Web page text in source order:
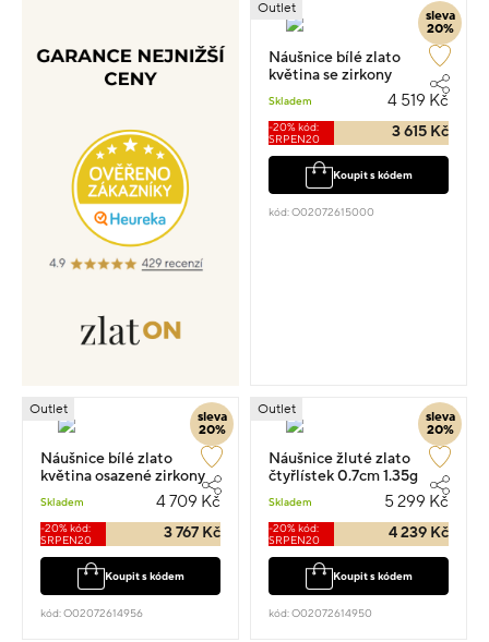
sleva
20%
Outlet
Náušnice bílé zlato
květina se zirkony
Skladem 4 519 Kč
-20% kód:
SRPEN20
3 615 Kč
Koupit s kódem
kód: O02072615000
sleva
20%
Outlet
Náušnice bílé zlato
květina osazené zirkony
Skladem 4 709 Kč
-20% kód:
SRPEN20
3 767 Kč
Koupit s kódem
kód: O02072614956
sleva
20%
Outlet
Náušnice žluté zlato
čtyřlístek 0.7cm 1.35g
Skladem 5 299 Kč
-20% kód:
SRPEN20
4 239 Kč
Koupit s kódem
kód: O02072614950